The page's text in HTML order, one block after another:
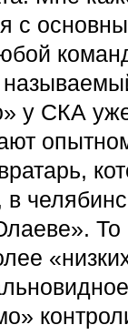
с
у СКА
в
То